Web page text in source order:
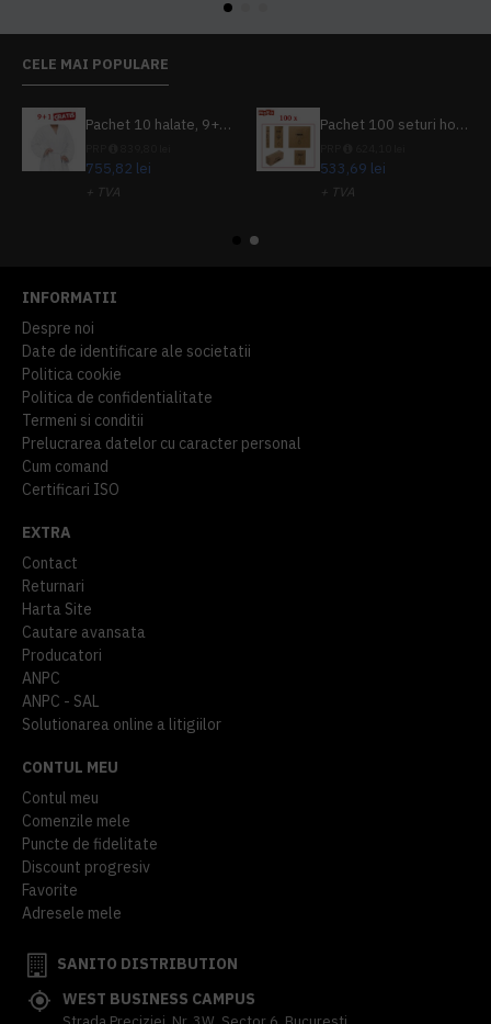
CELE MAI POPULARE
Pachet 10 halate, 9+1 gratuit
755,82 lei
+ TVA
Pachet 100 seturi hoteliere, set dentar, set barbierit, casca de dus, pila unghii, set cusut
533,69 lei
+ TVA
INFORMATII
Despre noi
Date de identificare ale societatii
Politica cookie
Politica de confidentialitate
Termeni si conditii
Prelucrarea datelor cu caracter personal
Cum comand
Certificari ISO
EXTRA
Contact
Returnari
Harta Site
Cautare avansata
Producatori
ANPC
ANPC - SAL
Solutionarea online a litigiilor
CONTUL MEU
Contul meu
Comenzile mele
Puncte de fidelitate
Discount progresiv
Favorite
Adresele mele
SANITO DISTRIBUTION
WEST BUSINESS CAMPUS